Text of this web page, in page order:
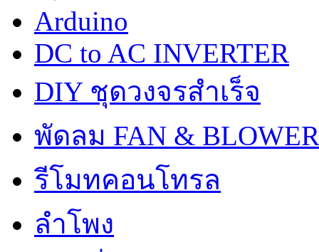
Arduino
DC to AC INVERTER
DIY ชุดวงจรสำเร็จ
พัดลม FAN & BLOWER
รีโมทคอนโทรล
ลำโพง